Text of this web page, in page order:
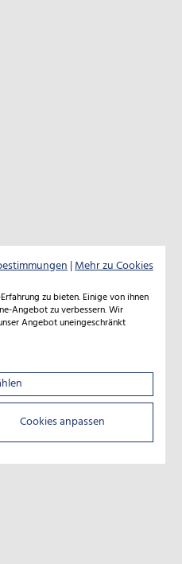
|Mehr zu Cookies
zu bieten. Einige von ihnen
Angebot zu verbessern. Wir
Angebot uneingeschränkt
Cookies anpassen